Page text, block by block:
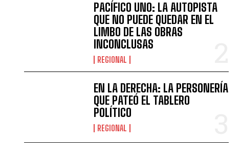
PACÍFICO UNO: LA AUTOPISTA
QUE NO PUEDE QUEDAR EN EL
LIMBO DE LAS OBRAS
INCONCLUSAS
REGIONAL
EN LA DERECHA: LA PERSONERÍA
QUE PATEÓ EL TABLERO
POLÍTICO
REGIONAL